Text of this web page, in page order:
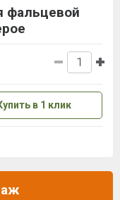
фальцевой
в 1 клик